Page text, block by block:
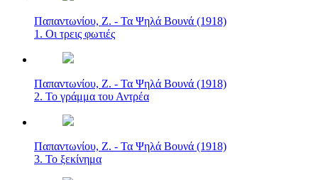
Παπαντωνίου, Ζ. - Τα Ψηλά Βουνά (1918)
1. Οι τρεις φωτιές
Παπαντωνίου, Ζ. - Τα Ψηλά Βουνά (1918)
2. Το γράμμα του Αντρέα
Παπαντωνίου, Ζ. - Τα Ψηλά Βουνά (1918)
3. Το ξεκίνημα